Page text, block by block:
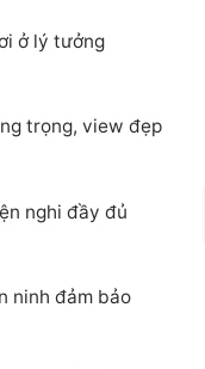
ở lý tưởng
trọng, view đẹp
nghi đầy đủ
ninh đảm bảo